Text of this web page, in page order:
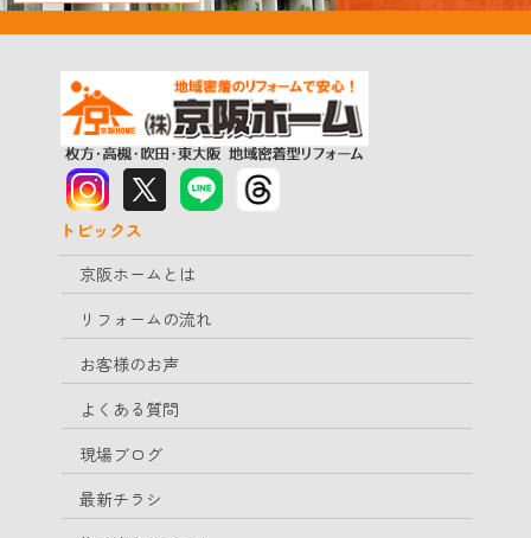
トピックス
京阪ホームとは
リフォームの流れ
お客様のお声
よくある質問
現場ブログ
最新チラシ